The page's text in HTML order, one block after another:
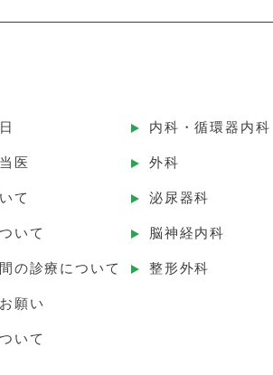
医
て
いて
の診療について
願い
いて
内科・循環器内科
外科
泌尿器科
脳神経内科
整形外科